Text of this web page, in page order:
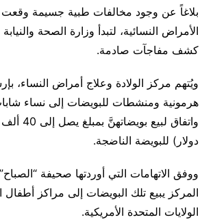
بلاغاً عن وجود مخالفات طبية جسيمة
الأمراض النسائية، لتبدأ وزارة الصحة
كشف مفاجآت صادمة.
ويُتهم مركز الولادة وعلاج أمراض النساء،
هرمونية ومنشطات للبويضات إلى نساء
واتفاق
دولار) للبويضة الناضجة.
ووفق الاتهامات التي أوردتها صحيفة
المركز يبيع تلك البويضات إلى مراكز أطفال
الولايات المتحدة الأمريكية.